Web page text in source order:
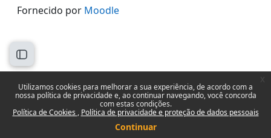
Utilizamos cookies para melhorar a sua experiência, de acordo com a
nossa política de privacidade e, ao continuar navegando, você concorda
com estas condições.
Política de Cookies
Política de privacidade e proteção de dados pessoais
Continuar
Abrir índice do curso
Fornecido por Moodle